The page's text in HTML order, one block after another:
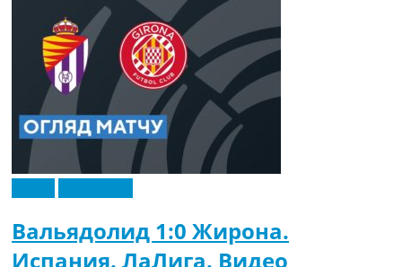
Вальядолид 1:0 Жирона.
Испания. ЛаЛига. Видео